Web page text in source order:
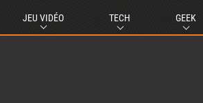
JEU VIDÉO TECH GEEK